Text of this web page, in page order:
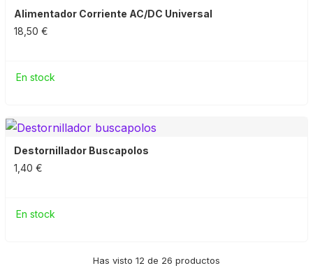
Alimentador Corriente AC/DC Universal
18,50 €
En stock
Destornillador Buscapolos
1,40 €
En stock
Has visto 12 de 26 productos